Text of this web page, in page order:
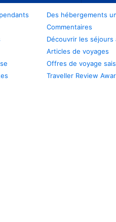
Des hébergements
Commentaires
Découvrir les séjours
Articles de voyages
Offres de voyage
Traveller Review